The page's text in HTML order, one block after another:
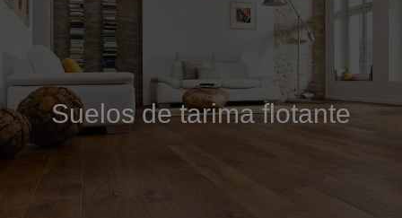
Suelos de tarima flotante